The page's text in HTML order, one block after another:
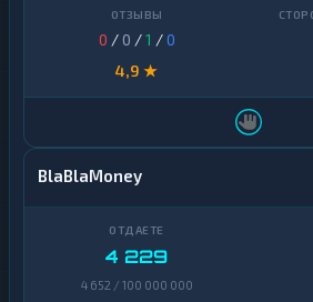
0 / 0 /1 /0
4,9 ★
BlaBlaMoney
4 229
4 652 / 100 000 000